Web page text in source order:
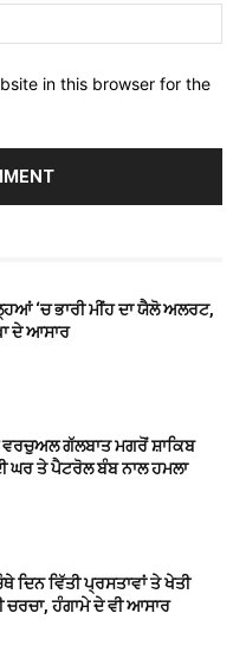
in this browser for the
‘ਚ ਭਾਰੀ ਮੀਂਹ ਦਾ ਯੈਲੋ ਅਲਰਟ,
ਦੇ ਆਸਾਰ
ਵਰਚੁਅਲ ਗੱਲਬਾਤ ਮਗਰੋਂ ਸ਼ਾਕਿਬ
ਘਰ ਤੇ ਪੈਟਰੋਲ ਬੰਬ ਨਾਲ ਹਮਲਾ
ਦਿਨ ਵਿੱਤੀ ਪ੍ਰਸਤਾਵਾਂ ਤੇ ਖੇਤੀ
ਹੰਗਾਮੇ ਦੇ ਵੀ ਆਸਾਰ